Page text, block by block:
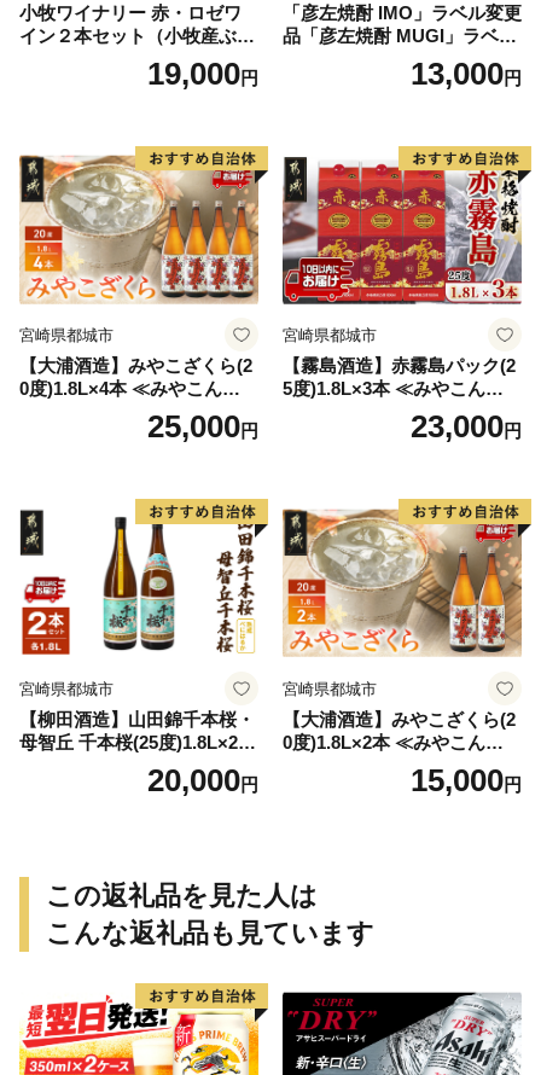
小牧ワイナリー 赤・ロゼワ
イン２本セット（小牧産ぶど
19,000円
「彦左焼酎 IMO」ラベル変更
品「彦左焼酎 MUGI」ラベル
変更品 飲み比べ セット 合計
2本 720ml×各1本 25度 焼酎
13,000円
宮崎県都城市
【大浦酒造】みやこざくら(2
0度)1.8L×4本 ≪みやこんじょ
特急便≫_AD-077125,000円
宮崎県都城市
【霧島酒造】赤霧島パック(2
5度)1.8L×3本 ≪みやこんじょ
特急便≫_23-07-K03P-1800-3
23,000円
宮崎県都城市
【柳田酒造】山田錦千本桜・
母智丘 千本桜(25度)1.8L×2本
≪みやこんじょ特急便≫_AC
20,000円
宮崎県都城市
【大浦酒造】みやこざくら(2
0度)1.8L×2本 ≪みやこんじょ
特急便≫_MJ-077115,000円
この返礼品を見た人は
こんな返礼品も見ています